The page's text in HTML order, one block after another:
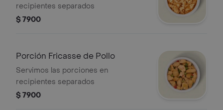
recipientes separados
$ 7900
Porción Fricasse de Pollo
Servimos las porciones en
recipientes separados
$ 7900